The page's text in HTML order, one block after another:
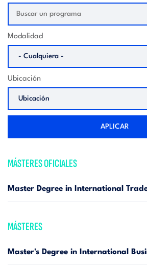
Modalidad
Ubicación
APLICAR
MÁSTERES OFICIALES
Master Degree in International
MÁSTERES
Master's Degree in International